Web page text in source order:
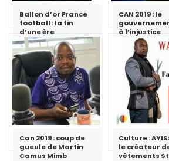
Ballon d’or France
football : la fin
d’une ère
CAN 2019 : le
à l’injustice
Can 2019 : coup de
gueule de Martin
Camus Mimb
Culture :
le créateur
vêtements